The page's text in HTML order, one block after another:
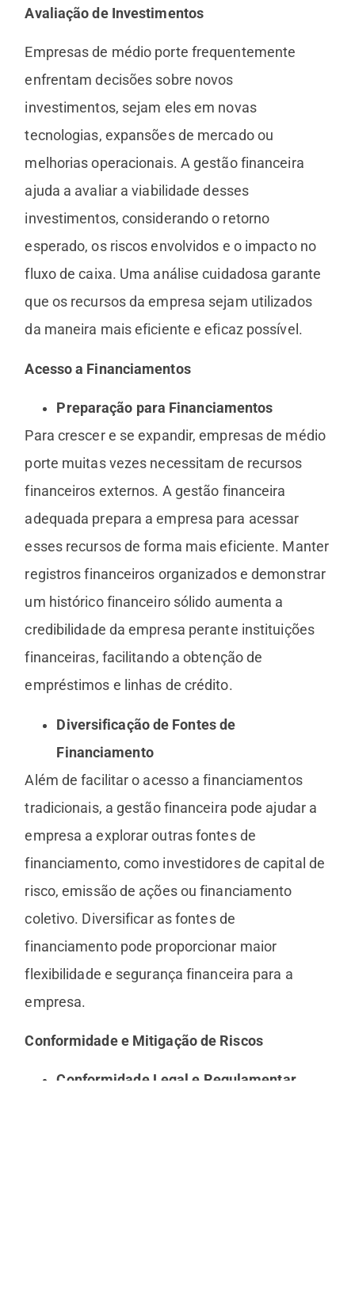
Avaliação de Investimentos
Empresas de médio porte frequentemente
enfrentam decisões sobre novos
investimentos, sejam eles em novas
tecnologias, expansões de mercado ou
melhorias operacionais. A gestão financeira
ajuda a avaliar a viabilidade desses
investimentos, considerando o retorno
esperado, os riscos envolvidos e o impacto no
fluxo de caixa. Uma análise cuidadosa garante
que os recursos da empresa sejam utilizados
da maneira mais eficiente e eficaz possível.
Acesso a Financiamentos
Preparação para Financiamentos
Para crescer e se expandir, empresas de médio
porte muitas vezes necessitam de recursos
financeiros externos. A gestão financeira
adequada prepara a empresa para acessar
esses recursos de forma mais eficiente. Manter
registros financeiros organizados e demonstrar
um histórico financeiro sólido aumenta a
credibilidade da empresa perante instituições
financeiras, facilitando a obtenção de
empréstimos e linhas de crédito.
Diversificação de Fontes de
Financiamento
Além de facilitar o acesso a financiamentos
tradicionais, a gestão financeira pode ajudar a
empresa a explorar outras fontes de
financiamento, como investidores de capital de
risco, emissão de ações ou financiamento
coletivo. Diversificar as fontes de
financiamento pode proporcionar maior
flexibilidade e segurança financeira para a
empresa.
Conformidade e Mitigação de Riscos
Conformidade Legal e Regulamentar